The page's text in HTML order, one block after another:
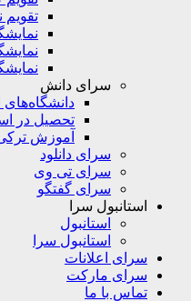
تقویم
سرای دانش
دانشگاه‌های
تحصیل در
آموزش ترکی
سرای دانلود
سرای تی وی
سرای گفتگو
استانبول سرا
استانبول
استانبول سرا
سرای اعلانات
سرای مارکت
تماس با ما